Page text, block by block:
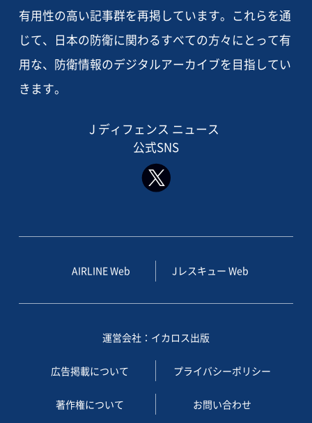
有用性の高い記事群を再掲しています。これらを通
じて、日本の防衛に関わるすべての方々にとって有
用な、防衛情報のデジタルアーカイブを目指してい
きます。
J ディフェンス ニュース
公式SNS
AIRLINE Web Jレスキュー Web
運営会社：イカロス出版
広告掲載について プライバシーポリシー
著作権について お問い合わせ